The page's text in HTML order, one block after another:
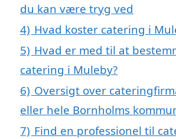
du kan være tryg ved
4) Hvad koster catering i
5) Hvad er med til at
catering i Muleby?
6) Oversigt over
eller hele Bornholms
7) Find en professionel til